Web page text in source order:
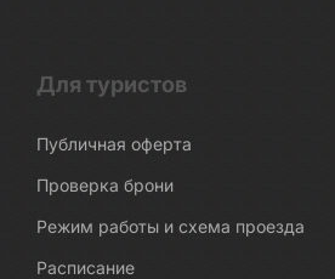
Для туристов
Публичная оферта
Проверка брони
Режим работы и схема проезда
Расписание